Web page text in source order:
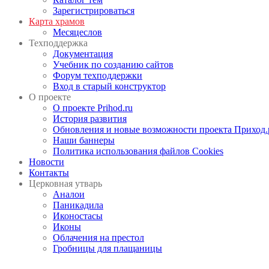
Зарегистрироваться
Карта храмов
Месяцеслов
Техподдержка
Документация
Учебник по созданию сайтов
Форум техподдержки
Вход в старый конструктор
О проекте
О проекте Prihod.ru
История развития
Обновления и новые возможности проекта
Наши баннеры
Политика использования файлов Cookies
Новости
Контакты
Церковная утварь
Аналои
Паникадила
Иконостасы
Иконы
Облачения на престол
Гробницы для плащаницы